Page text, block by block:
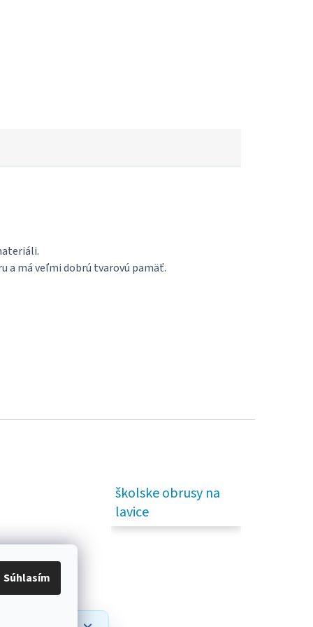
Súhlasím
a má veľmi dobrú tvarovú pamäť.
školske obrusy na
lavice